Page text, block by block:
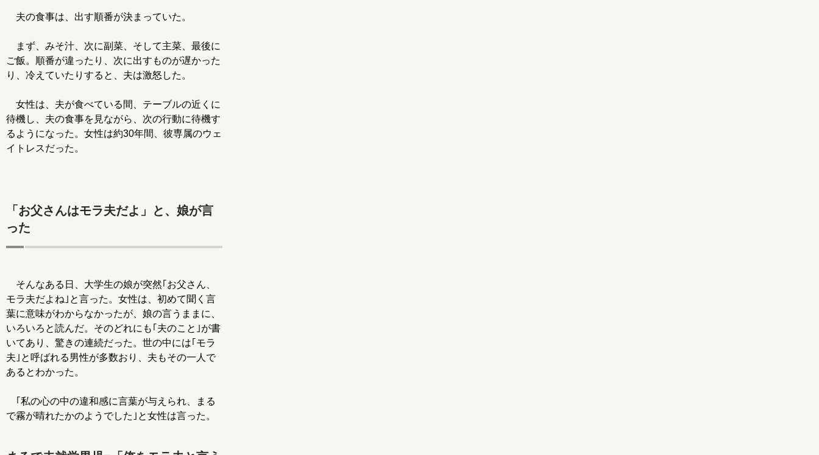
夫の食事は、出す順番が決まっていた。
まず、みそ汁、次に副菜、そして主菜、最後に
ご飯。順番が違ったり、次に出すものが遅かった
り、冷えていたりすると、夫は激怒した。
女性は、夫が食べている間、テーブルの近くに
待機し、夫の食事を見ながら、次の行動に待機す
るようになった。女性は約30年間、彼専属のウェ
イトレスだった。
「お父さんはモラ夫だよ」と、娘が言
った
そんなある日、大学生の娘が突然｢お父さん、
モラ夫だよね｣と言った。女性は、初めて聞く言
葉に意味がわからなかったが、娘の言うままに、
いろいろと読んだ。そのどれにも｢夫のこと｣が書
いてあり、驚きの連続だった。世の中には｢モラ
夫｣と呼ばれる男性が多数おり、夫もその一人で
あるとわかった。
｢私の心の中の違和感に言葉が与えられ、まる
で霧が晴れたかのようでした｣と女性は言った。